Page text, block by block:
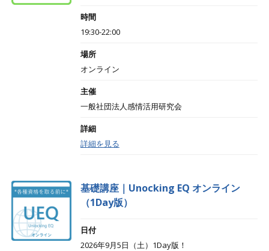
時間
19:30-22:00
場所
オンライン
主催
一般社団法人感情活用研究会
詳細
詳細を見る
基礎講座｜Unocking EQ オンライン
（1Day版）
日付
2026年9月5日（土）1Day版！